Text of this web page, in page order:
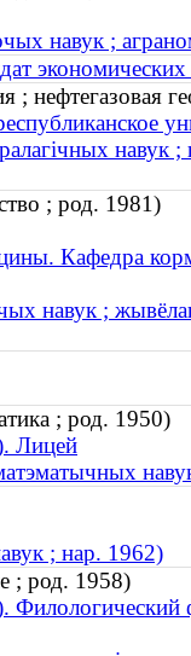
навук ;
; нефтегазовая
навук ;
; род. 1981)
Кафедра
навук ;
; род. 1950)
Лицей
; нар. 1962)
; род. 1958)
Филологический